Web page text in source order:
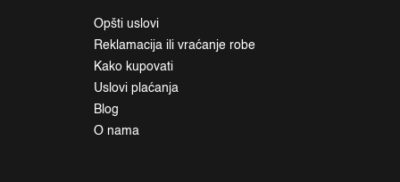
Opšti uslovi
Reklamacija ili vraćanje robe
Kako kupovati
Uslovi plaćanja
Blog
O nama